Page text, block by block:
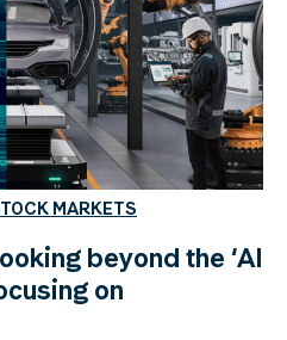
MARKETS
beyond the ‘AI
on